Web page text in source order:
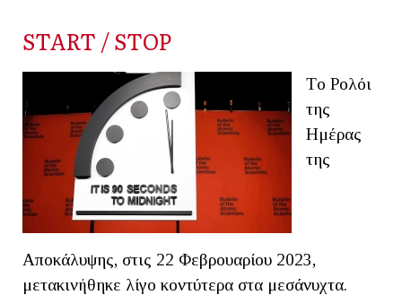
START / STOP
Tο Ρολόι
της
Ημέρας
της
Αποκάλυψης, στις 22 Φεβρουαρίου 2023,
μετακινήθηκε λίγο κοντύτερα στα μεσάνυχτα.